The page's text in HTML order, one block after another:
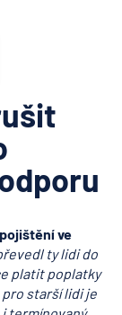
ve
ty lidi do
platit poplatky
starší lidi je